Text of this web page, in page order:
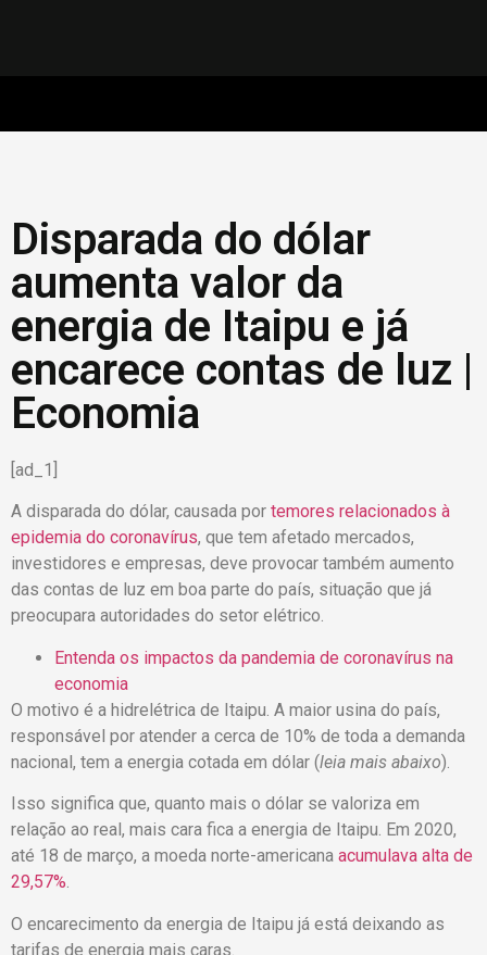
Disparada do dólar
aumenta valor da
energia de Itaipu e já
encarece contas de luz |
Economia
[ad_1]
A disparada do dólar, causada por temores relacionados à
epidemia do coronavírus, que tem afetado mercados,
investidores e empresas, deve provocar também aumento
das contas de luz em boa parte do país, situação que já
preocupara autoridades do setor elétrico.
Entenda os impactos da pandemia de coronavírus na
economia
O motivo é a hidrelétrica de Itaipu. A maior usina do país,
responsável por atender a cerca de 10% de toda a demanda
nacional, tem a energia cotada em dólar (leia mais abaixo).
Isso significa que, quanto mais o dólar se valoriza em
relação ao real, mais cara fica a energia de Itaipu. Em 2020,
até 18 de março, a moeda norte-americana acumulava alta de
29,57%.
O encarecimento da energia de Itaipu já está deixando as
tarifas de energia mais caras.